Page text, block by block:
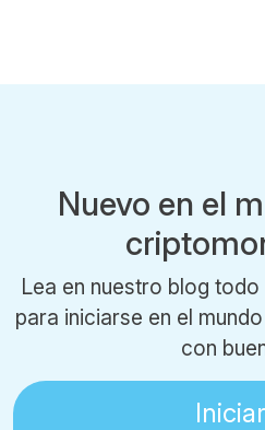
Nuevo en el
Lea en nuestro blog
para iniciarse en el
con